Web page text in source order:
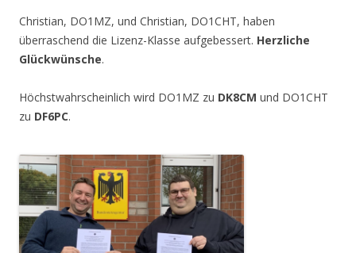
Christian, DO1MZ, und Christian, DO1CHT, haben
überraschend die Lizenz-Klasse aufgebessert. Herzliche
Glückwünsche.
Höchstwahrscheinlich wird DO1MZ zu DK8CM und DO1CHT
zu DF6PC.